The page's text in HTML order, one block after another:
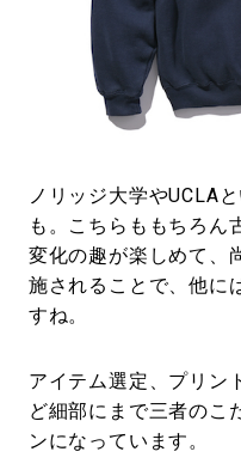
ノリッジ大学やUCLA
も。こちらももちろん
変化の趣が楽しめて、
施されることで、他に
すね。
アイテム選定、プリン
ど細部にまで三者のこ
ンになっています。